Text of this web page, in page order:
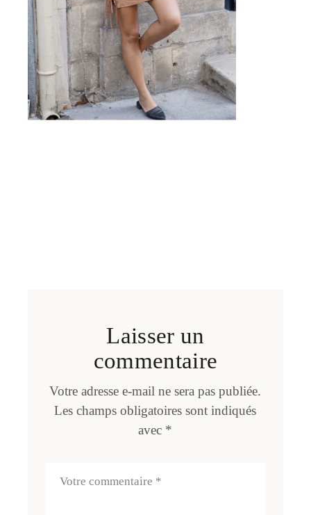
Laisser un
commentaire
Votre adresse e-mail ne sera pas publiée.
Les champs obligatoires sont indiqués
avec *